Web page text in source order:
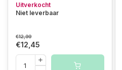
Uitverkocht
Niet leverbaar
€12,99
€12,45